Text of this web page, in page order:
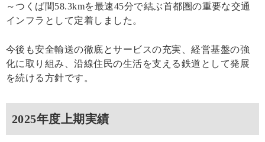
～つくば間58.3kmを最速45分で結ぶ首都圏の重要な交通
インフラとして定着しました。
今後も安全輸送の徹底とサービスの充実、経営基盤の強
化に取り組み、沿線住民の生活を支える鉄道として発展
を続ける方針です。
2025年度上期実績